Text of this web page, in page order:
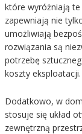
które wyróżniają te
zapewniają nie
umożliwiają
rozwiązania są
potrzebę
koszty eksploatacji.
Dodatkowo, w
stosuje się układ
zewnętrzną